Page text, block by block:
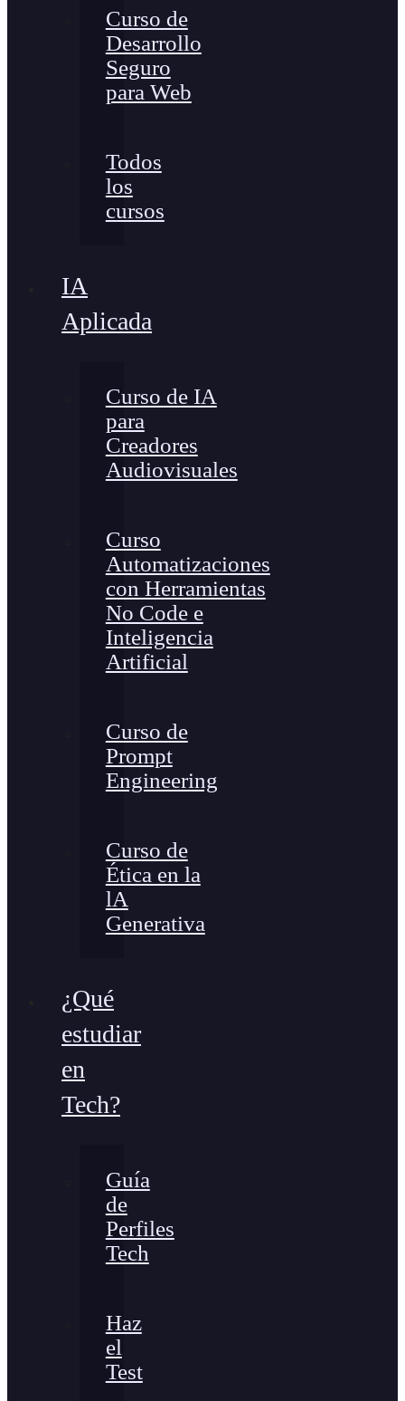
Curso de
Desarrollo
Seguro
para Web
Todos
los
cursos
IA
Aplicada
Curso de IA
para
Creadores
Audiovisuales
Curso
Automatizaciones
con Herramientas
No Code e
Inteligencia
Artificial
Curso de
Prompt
Engineering
Curso de
Ética en la
lA
Generativa
¿Qué
estudiar
en
Tech?
Guía
de
Perfiles
Tech
Haz
el
Test